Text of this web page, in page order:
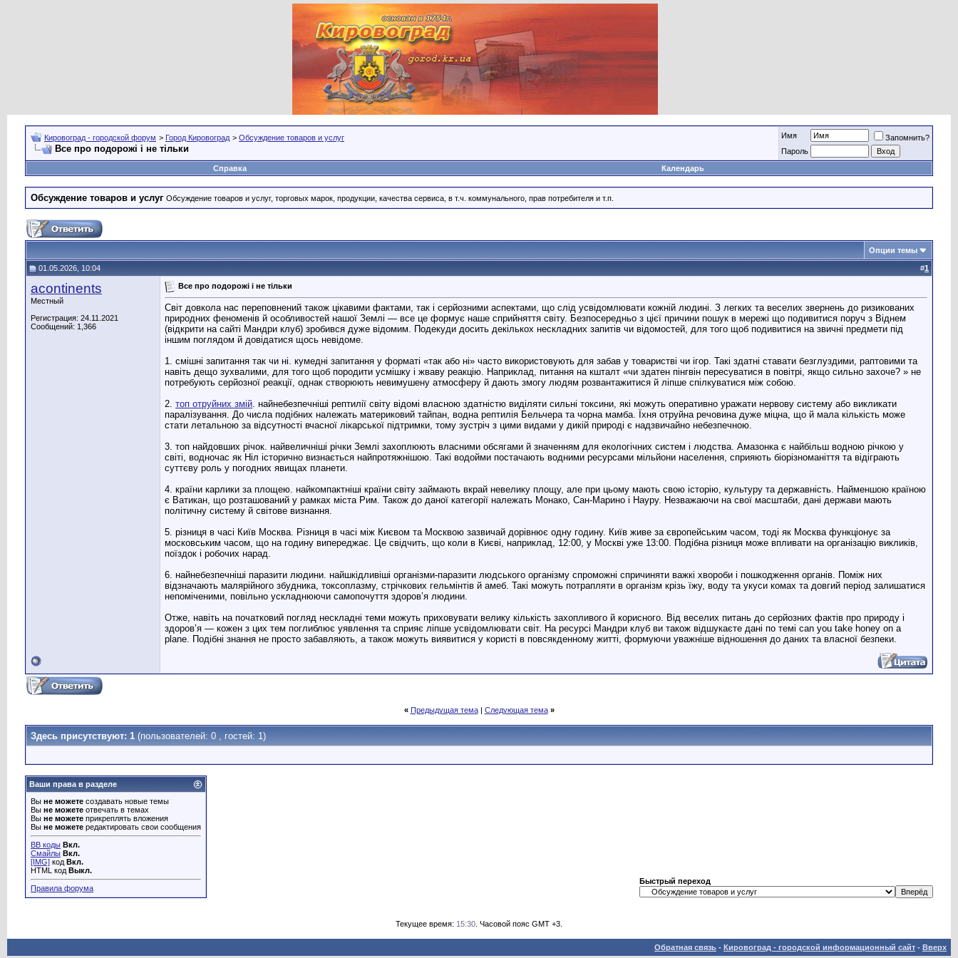
Кировоград - городской форум > Город Кировоград > Обсуждение товаров и услуг
Все про подорожі і не тільки
Имя
Запомнить?
Пароль
Справка
Календарь
Обсуждение товаров и услуг Обсуждение товаров и услуг, торговых марок, продукции, качества сервиса, в т.ч. коммунального, прав потребителя и т.п.
Опции темы
01.05.2026, 10:04 #1
acontinents
Местный
Регистрация: 24.11.2021
Сообщений: 1,366
Все про подорожі і не тільки
Світ довкола нас переповнений також цікавими фактами, так і серйозними аспектами, що слід усвідомлювати кожній людині. З легких та веселих звернень до ризикованих
природних феноменів й особливостей нашої Землі — все це формує наше сприйняття світу. Безпосередньо з цієї причини пошук в мережі що подивитися поруч з Віднем
(відкрити на сайті Мандри клуб) зробився дуже відомим. Подекуди досить декількох нескладних запитів чи відомостей, для того щоб подивитися на звичні предмети під
іншим поглядом й довідатися щось невідоме.
1. смішні запитання так чи ні. кумедні запитання у форматі «так або ні» часто використовують для забав у товаристві чи ігор. Такі здатні ставати безглуздими, раптовими та
навіть дещо зухвалими, для того щоб породити усмішку і жваву реакцію. Наприклад, питання на кшталт «чи здатен пінгвін пересуватися в повітрі, якщо сильно захоче? » не
потребують серйозної реакції, однак створюють невимушену атмосферу й дають змогу людям розвантажитися й ліпше спілкуватися між собою.
2. топ отруйних змій. найнебезпечніші рептилії світу відомі власною здатністю виділяти сильні токсини, які можуть оперативно уражати нервову систему або викликати
паралізування. До числа подібних належать материковий тайпан, водна рептилія Бельчера та чорна мамба. Їхня отруйна речовина дуже міцна, що й мала кількість може
стати летальною за відсутності вчасної лікарської підтримки, тому зустріч з цими видами у дикій природі є надзвичайно небезпечною.
3. топ найдовших річок. найвеличніші річки Землі захоплюють власними обсягами й значенням для екологічних систем і людства. Амазонка є найбільш водною річкою у
світі, водночас як Ніл історично визнається найпротяжнішою. Такі водойми постачають водними ресурсами мільйони населення, сприяють біорізноманіття та відіграють
суттєву роль у погодних явищах планети.
4. країни карлики за площею. найкомпактніші країни світу займають вкрай невелику площу, але при цьому мають свою історію, культуру та державність. Найменшою країною
є Ватикан, що розташований у рамках міста Рим. Також до даної категорії належать Монако, Сан-Марино і Науру. Незважаючи на свої масштаби, дані держави мають
політичну систему й світове визнання.
5. різниця в часі Київ Москва. Різниця в часі між Києвом та Москвою зазвичай дорівнює одну годину. Київ живе за європейським часом, тоді як Москва функціонує за
московським часом, що на годину випереджає. Це свідчить, що коли в Києві, наприклад, 12:00, у Москві уже 13:00. Подібна різниця може впливати на організацію викликів,
поїздок і робочих нарад.
6. найнебезпечніші паразити людини. найшкідливіші організми-паразити людського організму спроможні спричиняти важкі хвороби і пошкодження органів. Поміж них
відзначають малярійного збудника, токсоплазму, стрічкових гельмінтів й амеб. Такі можуть потрапляти в організм крізь їжу, воду та укуси комах та довгий період залишатися
непоміченими, повільно ускладнюючи самопочуття здоров’я людини.
Отже, навіть на початковий погляд нескладні теми можуть приховувати велику кількість захопливого й корисного. Від веселих питань до серйозних фактів про природу і
здоров’я — кожен з цих тем поглиблює уявлення та сприяє ліпше усвідомлювати світ. На ресурсі Мандри клуб ви також відшукаєте дані по темі can you take honey on a
plane. Подібні знання не просто забавляють, а також можуть виявитися у користі в повсякденному житті, формуючи уважніше відношення до даних та власної безпеки.
« Предыдущая тема| Следующая тема »
Здесь присутствуют: 1 (пользователей: 0 , гостей: 1)
Ваши права в разделе
Вы не можете создавать новые темы
Вы не можете отвечать в темах
Вы не можете прикреплять вложения
Вы не можете редактировать свои сообщения
BB коды Вкл.
Смайлы Вкл.
[IMG] код Вкл.
HTML код Выкл.
Правила форума
Быстрый переход
Текущее время: 15:30 . Часовой пояс GMT +3.
Обратная связь - Кировоград - городской информационный сайт - Вверх